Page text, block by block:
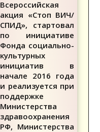
Всероссийская
акция «Стоп ВИЧ/
СПИД», стартовал
по инициативе
Фонда социально-
культурных
инициатив в
начале 2016 года
и реализуется при
поддержке
Министерства
здравоохранения
РФ, Министерства